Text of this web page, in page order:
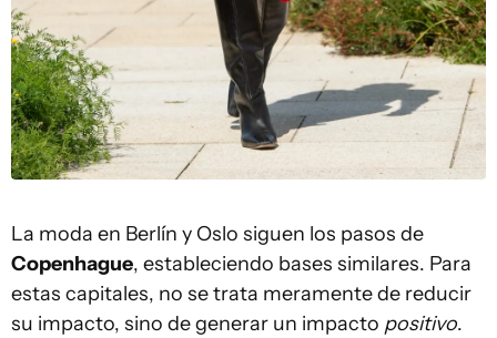
La moda en Berlín y Oslo siguen los pasos de
Copenhague, estableciendo bases similares. Para
estas capitales, no se trata meramente de reducir
su impacto, sino de generar un impacto positivo.